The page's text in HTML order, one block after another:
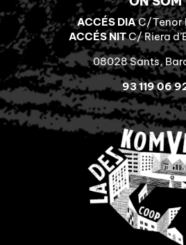
ACCÉS DIAC/Tenor
ACCÉS NITC/ Riera
08028 Sants,
93 119 06